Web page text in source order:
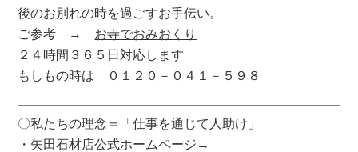
後のお別れの時を過ごすお手伝い。
ご参考 → お寺でおみおくり
２４時間３６５日対応します
もしもの時は ０１２０－０４１－５９８
〇私たちの理念＝「仕事を通じて人助け」
・矢田石材店公式ホームページ→